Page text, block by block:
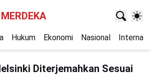
Hukum Ekonomi Nasional
Diterjemahkan Sesuai